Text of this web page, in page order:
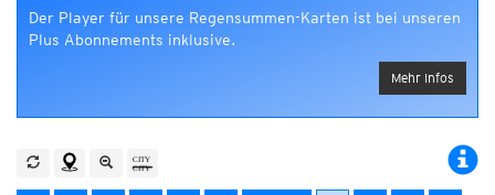
Der Player für unsere Regensummen-Karten ist bei unseren
Plus Abonnements inklusive.
Mehr Infos